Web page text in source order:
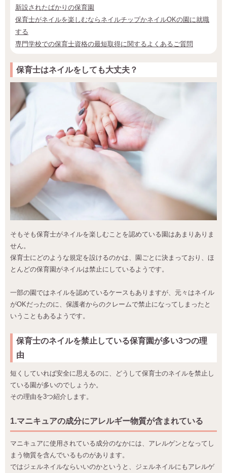
新設されたばかりの保育園
保育士がネイルを楽しむならネイルチップかネイルOKの園に就職
する
専門学校での保育士資格の最短取得に関するよくあるご質問
保育士はネイルをしても大丈夫？
そもそも保育士がネイルを楽しむことを認めている園はあまりありま
せん。
保育士にどのような規定を設けるのかは、園ごとに決まっており、ほ
とんどの保育園がネイルは禁止にしているようです。
一部の園ではネイルを認めているケースもありますが、元々はネイル
がOKだったのに、保護者からのクレームで禁止になってしまったと
いうこともあるようです。
保育士のネイルを禁止している保育園が多い3つの理
由
短くしていれば安全に思えるのに、どうして保育士のネイルを禁止し
ている園が多いのでしょうか。
その理由を3つ紹介します。
1.マニキュアの成分にアレルギー物質が含まれている
マニキュアに使用されている成分のなかには、アレルゲンとなってし
まう物質を含んでいるものがあります。
ではジェルネイルならいいのかというと、ジェルネイルにもアレルゲ